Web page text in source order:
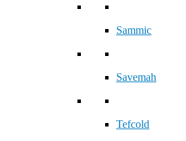
Sammic
Savemah
Tefcold